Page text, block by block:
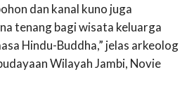
dan kanal kuno juga
tenang bagi wisata keluarga
Hindu-Buddha,” jelas arkeolog
Wilayah Jambi, Novie